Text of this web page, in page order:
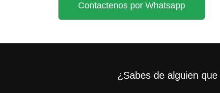
Contactenos por Whatsapp
¿Sabes de alguien